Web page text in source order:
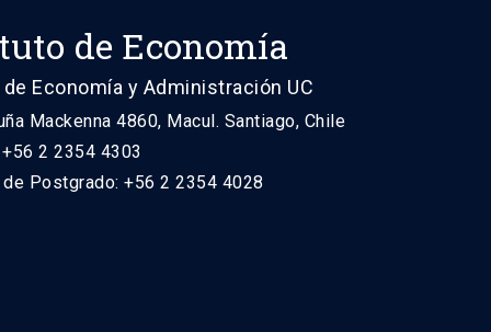
de Economía
Economía y Administración UC
Mackenna 4860, Macul. Santiago, Chile
2 2354 4303
Postgrado: +56 2 2354 4028